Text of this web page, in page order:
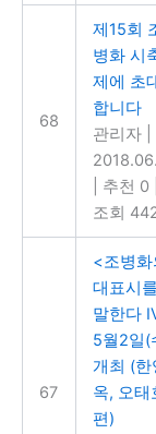
68
제15회
병화 시
제에 초
합니다
관리자
추천 0
조회
67
<조병화
대표시를
말한다
5월2일(
개최 (한
옥, 오태
편)